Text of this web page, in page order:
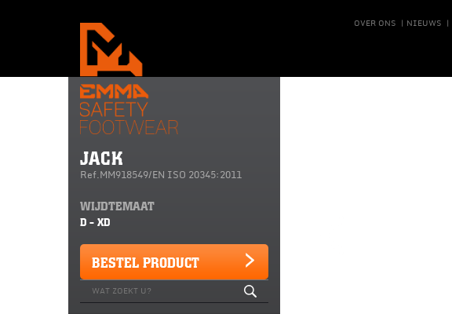
OVER ONS | NIEUWS |
JACK
Ref.MM918549/EN ISO 20345:2011
WIJDTEMAAT
D - XD
BESTEL PRODUCT